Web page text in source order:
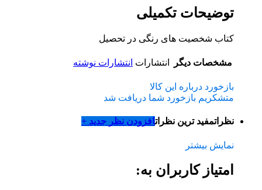
توضیحات تکمیلی
کتاب شخصیت‌ های رنگی در تحصیل
مشخصات دیگر انتشارات انتشارات نوشته
بازخورد درباره این کالا
متشکریم بازخورد شما دریافت شد
نظراتمفید ترین نظراتافزودن نظر جدید +
نمایش بیشتر
امتیاز کاربران به: